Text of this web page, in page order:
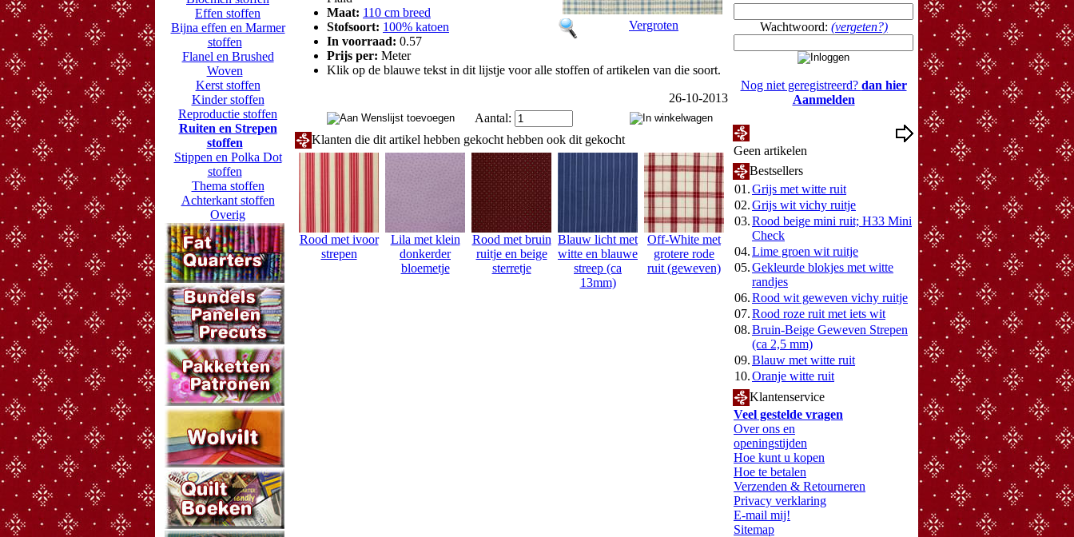
Effen stoffen
Bijna effen en Marmer
stoffen
Flanel en Brushed
Woven
Kerst stoffen
Kinder stoffen
Reproductie stoffen
Ruiten en Strepen
stoffen
Stippen en Polka Dot
stoffen
Thema stoffen
Achterkant stoffen
Overig
Vergroten
Maat: 110 cm breed
Stofsoort: 100% katoen
In voorraad: 0.57
Prijs per: Meter
Klik op de blauwe tekst in dit lijstje voor alle stoffen of artikelen van die soort.
26-10-2013
Aantal:
Klanten die dit artikel hebben gekocht hebben ook dit gekocht
Rood met ivoor
strepen
Lila met klein
donkerder
bloemetje
Rood met bruin
ruitje en beige
sterretje
Blauw licht met
witte en blauwe
streep (ca
13mm)
Off-White met
grotere rode
ruit (geweven)
Wachtwoord: (vergeten?)
Nog niet geregistreerd? dan hier
Aanmelden
Geen artikelen
Bestsellers
01.Grijs met witte ruit
02.Grijs wit vichy ruitje
03.Rood beige mini ruit; H33 Mini
Check
04.Lime groen wit ruitje
05.Gekleurde blokjes met witte
randjes
06.Rood wit geweven vichy ruitje
07.Rood roze ruit met iets wit
08.Bruin-Beige Geweven Strepen
(ca 2,5 mm)
09.Blauw met witte ruit
10.Oranje witte ruit
Klantenservice
Veel gestelde vragen
Over ons en
openingstijden
Hoe kunt u kopen
Hoe te betalen
Verzenden & Retourneren
Privacy verklaring
E-mail mij!
Sitemap